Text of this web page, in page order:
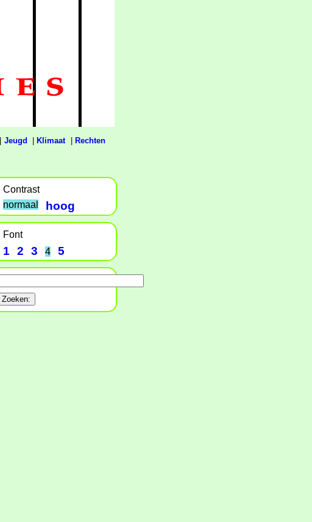
Jeugd Klimaat|
Rechten
Contrast
normaal
hoog
Font
1 2 3 4 5